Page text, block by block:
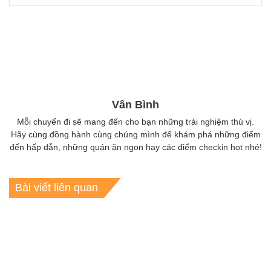
Vân Bình
Mỗi chuyến đi sẽ mang đến cho bạn những trải nghiệm thú vị.
Hãy cùng đồng hành cùng chúng mình để khám phá những điểm
đến hấp dẫn, những quán ăn ngon hay các điểm checkin hot nhé!
Bài viết liên quan